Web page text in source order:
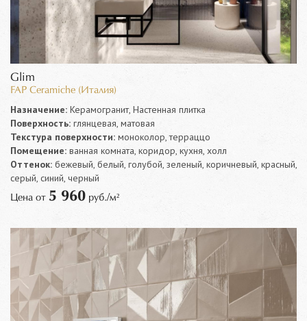
Glim
FAP Ceramiche (Италия)
Назначение: Керамогранит, Настенная плитка
Поверхность: глянцевая, матовая
Текстура поверхности: моноколор, терраццо
Помещение: ванная комната, коридор, кухня, холл
Оттенок: бежевый, белый, голубой, зеленый, коричневый, красный,
серый, синий, черный
Цена от 5 960 руб./м²